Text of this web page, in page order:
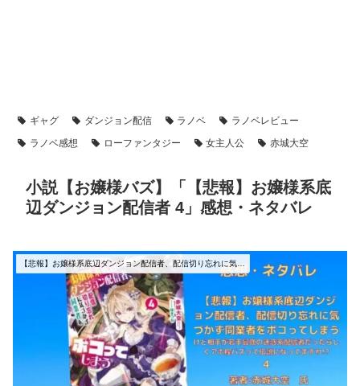
ギャグ ダンジョン配信 ラノベ
ラノベレビュー
ラノベ感想
ローファンタジー 女主人公 赤城大空
小説【お嬢様バズ】「【悲報】お嬢様系底
辺ダンジョン配信者 4」感想・ネタバレ